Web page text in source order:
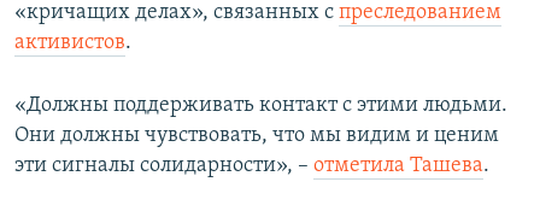
«кричащих делах», связанных с преследованием
активистов.
«Должны поддерживать контакт с этими людьми.
Они должны чувствовать, что мы видим и ценим
эти сигналы солидарности», – отметила Ташева.